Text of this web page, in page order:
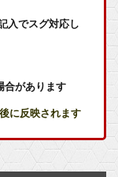
プを発表！
ゃうか？
入でスグ対応し
合があります
に反映されます